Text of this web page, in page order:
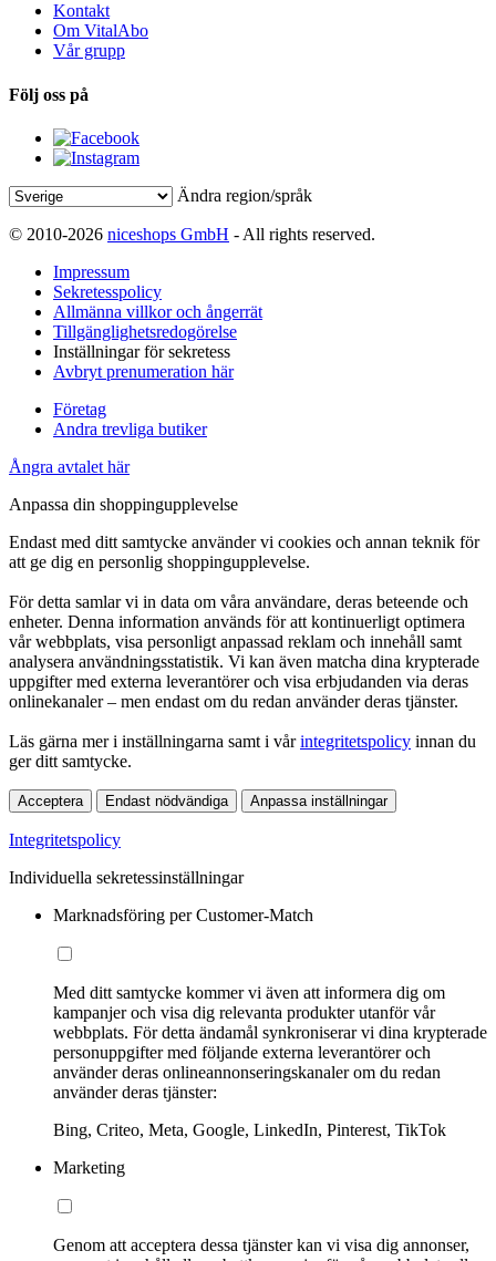
Kontakt
Om VitalAbo
Vår grupp
Följ oss på
Ändra region/språk
© 2010-2026 niceshops GmbH - All rights reserved.
Impressum
Sekretesspolicy
Allmänna villkor och ångerrät
Tillgänglighetsredogörelse
Inställningar för sekretess
Avbryt prenumeration här
Företag
Andra trevliga butiker
Ångra avtalet här
Anpassa din shoppingupplevelse
Endast med ditt samtycke använder vi cookies och annan teknik för
att ge dig en personlig shoppingupplevelse.
För detta samlar vi in data om våra användare, deras beteende och
enheter. Denna information används för att kontinuerligt optimera
vår webbplats, visa personligt anpassad reklam och innehåll samt
analysera användningsstatistik. Vi kan även matcha dina krypterade
uppgifter med externa leverantörer och visa erbjudanden via deras
onlinekanaler – men endast om du redan använder deras tjänster.
Läs gärna mer i inställningarna samt i vårintegritetspolicy innan du
ger ditt samtycke.
Acceptera Endast nödvändiga Anpassa inställningar
Integritetspolicy
Individuella sekretessinställningar
Marknadsföring per Customer-Match
Med ditt samtycke kommer vi även att informera dig om
kampanjer och visa dig relevanta produkter utanför vår
webbplats. För detta ändamål synkroniserar vi dina krypterade
personuppgifter med följande externa leverantörer och
använder deras onlineannonseringskanaler om du redan
använder deras tjänster:
Bing, Criteo, Meta, Google, LinkedIn, Pinterest, TikTok
Marketing
Genom att acceptera dessa tjänster kan vi visa dig annonser,